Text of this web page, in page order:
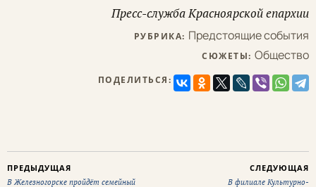
Пресс-служба Красноярской епархии
РУБРИКА: Предстоящие события
СЮЖЕТЫ: Общество
ПОДЕЛИТЬСЯ:
ПРЕДЫДУЩАЯ
В Железногорске пройдёт семейный
СЛЕДУЮЩАЯ
В филиале Культурно-